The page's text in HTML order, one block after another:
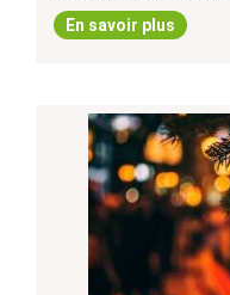
En savoir plus